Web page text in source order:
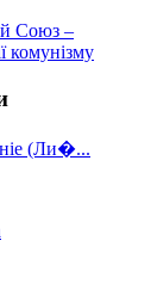
Союз –
комунізму
(Ли�...